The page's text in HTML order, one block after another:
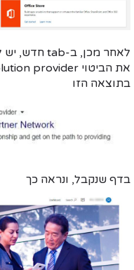
את הביטוי provider
בתוצאה הזו
בדף שנקבל, ונראה כך